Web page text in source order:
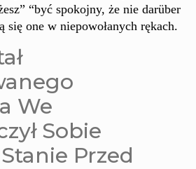
“być spokojny, że nie darüber
się one w niepowołanych rękach.
We
Sobie
Przed